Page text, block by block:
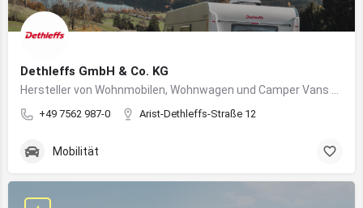
Dethleffs GmbH & Co. KG
+49 7562 987-0 Arist-Dethleffs-Straße 12
Mobilität